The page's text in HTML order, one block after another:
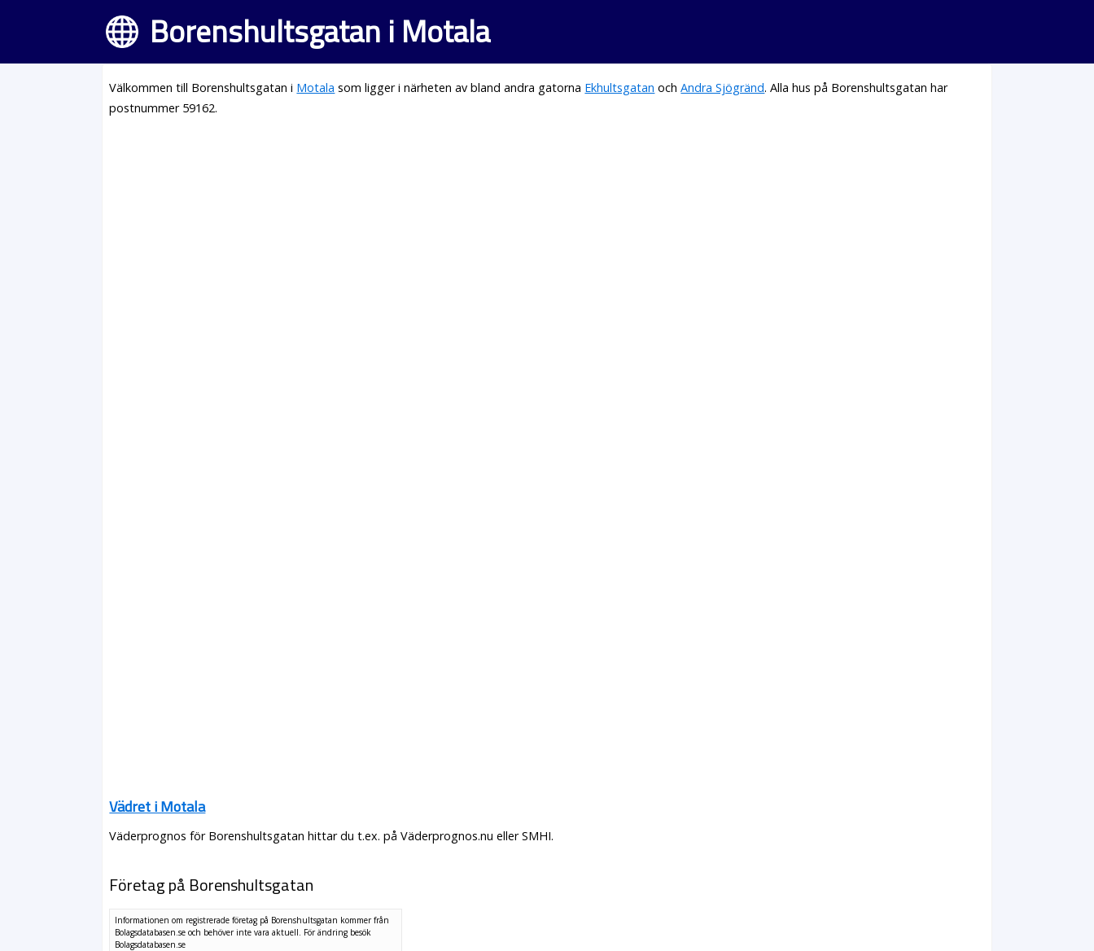
Borenshultsgatan i Motala
Välkommen till Borenshultsgatan i Motala som ligger i närheten av bland andra gatorna Ekhultsgatan ochAndra Sjögränd. Alla hus på Borenshultsgatan har
postnummer 59162.
Vädret i Motala
Väderprognos för Borenshultsgatan hittar du t.ex. på Väderprognos.nu eller SMHI.
Företag på Borenshultsgatan
Informationen om registrerade företag på Borenshultsgatan kommer från
Bolagsdatabasen.se och behöver inte vara aktuell. För ändring besök
Bolagsdatabasen.se